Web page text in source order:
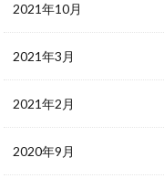
2021年10月
2021年3月
2021年2月
2020年9月